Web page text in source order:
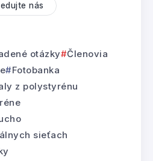
nás
otázky
Členovia
Fotobanka
z polystyrénu
sieťach